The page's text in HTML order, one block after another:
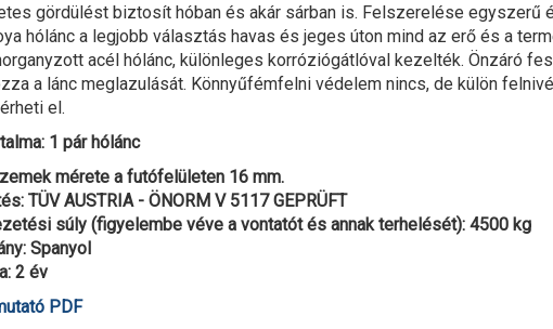
gördülést biztosít hóban és akár sárban is. Felszerelése egyszerű
hólánc a legjobb választás havas és jeges úton mind az erő és a
acél hólánc, különleges korróziógátlóval kezelték. Önzáró
a lánc meglazulását. Könnyűfémfelni védelem nincs, de külön
érheti el.
1 pár hólánc
mérete a futófelületen 16 mm.
TÜV AUSTRIA - ÖNORM V 5117 GEPRÜFT
súly (figyelembe véve a vontatót és annak terhelését): 4500 kg
Spanyol
2 év
PDF